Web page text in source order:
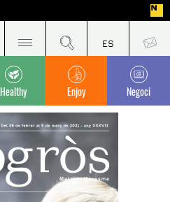
Healthy Enjoy Negoci